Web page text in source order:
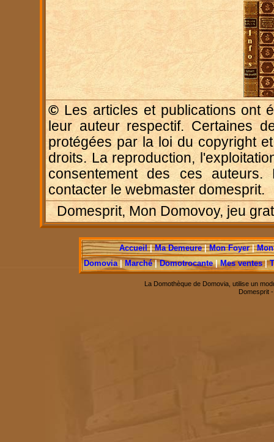
© Les articles et publications ont
leur auteur respectif. Certaines
protégées par la loi du copyright
droits. La reproduction,
consentement des ces auteurs.
contacter le webmaster domesprit.
Domesprit, Mon Domovoy, jeu
Accueil|Ma Demeure|Mon Foyer|
Domovia|Marché|Domotrocante|Mes ventes|
La Domothèque de Domovia, utilise un
Domesprit